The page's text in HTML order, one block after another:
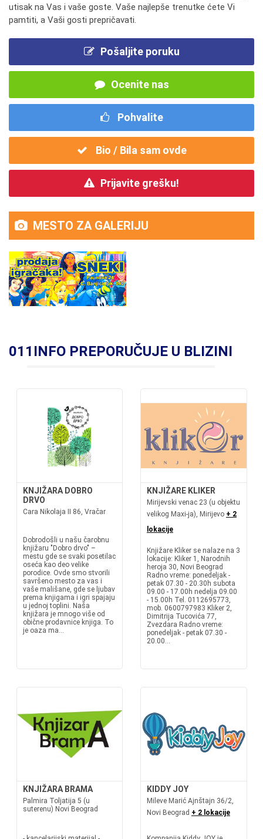
utisak na Vas i vaše goste. Vaše najlepše trenutke ćete Vi
pamtiti, a Vaši gosti prepričavati.
Pošaljite poruku
Ocenite nas
Pohvalite
Bio / Bila sam ovde
Prijavite grešku!
MESTO ZA GALERIJU
011INFO PREPORUČUJE U BLIZINI
KNJIŽARA DOBRO
DRVO
Cara Nikolaja II 86, Vračar
Dobrodošli u našu čarobnu
knjižaru "Dobro drvo" –
mestu gde se svaki posetilac
oseća kao deo velike
porodice. Ovde smo stvorili
savršeno mesto za vas i
vaše mališane, gde se ljubav
prema knjigama i igri spajaju
u jednoj toplini. Naša
knjižara je mnogo više od
obične prodavnice knjiga. To
je oaza ma...
KNJIŽARE KLIKER
Mirijevski venac 23 (u objektu
velikog Maxi-ja), Mirijevo + 2
lokacije
Knjižare Kliker se nalaze na 3
lokacije: Kliker 1, Narodnih
heroja 30, Novi Beograd
Radno vreme: ponedeljak -
petak 07.30 - 20.30h subota
09.00 - 17.00h nedelja 09.00
- 15.00h Tel. 0112695773,
mob. 0600797983 Kliker 2,
Dimitrija Tucovića 77,
Zvezdara Radno vreme:
ponedeljak - petak 07.30 -
20.00...
KNJIŽARA BRAMA
Palmira Toljatija 5 (u
suterenu) Novi Beograd
KIDDY JOY
Mileve Marić Ajnštajn 36/2,
Novi Beograd + 2 lokacije